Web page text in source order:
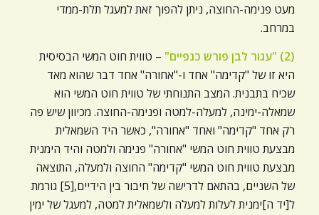
מעט פנימה-החוצה, ניתן להפוך זאת למעגל תלת-ממדי
במרחב.
(2) "עגור לבן פורש כנפיים"
– טווית חוט המשי הבסיסית
היא זו של "קדימה" אחד ו-"אחורה" אחד דבר שהוא מאד
שכיח בתבנית. המצב התנוחתי של טווית חוט המשי הוא
שמאלה-ימינה, למעלה-למטה ופנימה-החוצה. מכיוון שיש פה
רק אחד "קדימה" ואחד "אחורה", כאשר היד השמאלית
מבצעת טווית חוט המשי "אחורה" פנימה ולמטה והיד הימנית
מבצעת טווית חוט המשי "קדימה" החוצה ולמעלה, התוצאה
של השניים, בהתאם לדרישה של חיבור בין הידיים,[5] גורמת
ל[יד ה]ימנית לעלות למעלה ולשמאלית למטה, למעגל של ימין